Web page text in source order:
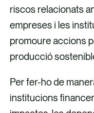
riscos relacionats
empreses i les
promoure accions
producció
Per fer-ho de
institucions